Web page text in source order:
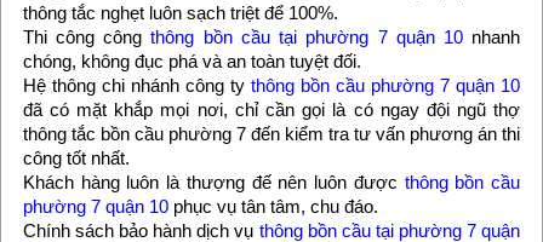
thông tắc nghẹt luôn sạch triệt để 100%.
Thi công côngthông bồn cầu tại phường 7 quận 10nhanh
chóng, không đục phá và an toàn tuyệt đối.
Hệ thông chi nhánh công ty thông bồn cầu phường 7 quận 10
đã có mặt khắp mọi nơi, chỉ cần gọi là có ngay đội ngũ thợ
thông tắc bồn cầu phường 7 đến kiểm tra tư vấn phương án thi
công tốt nhất.
Khách hàng luôn là thượng đế nên luôn được thông bồn cầu
phường 7 quận 10phục vụ tân tâm, chu đáo.
Chính sách bảo hành dịch vụ thông bồn cầu tại phường 7 quận